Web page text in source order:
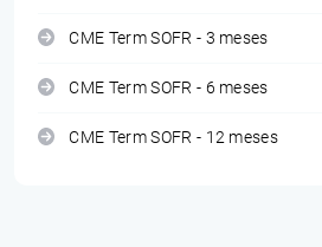
CME Term SOFR - 3 meses
CME Term SOFR - 6 meses
CME Term SOFR - 12 meses